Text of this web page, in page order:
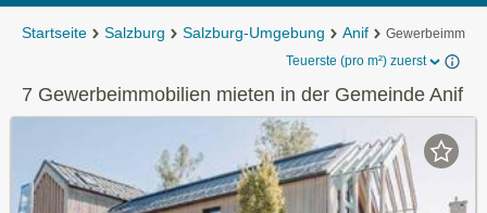
Startseite Salzburg Salzburg-Umgebung Anif
Teuerste (pro m²) zuerst
7 Gewerbeimmobilien mieten in der Gemeinde Anif